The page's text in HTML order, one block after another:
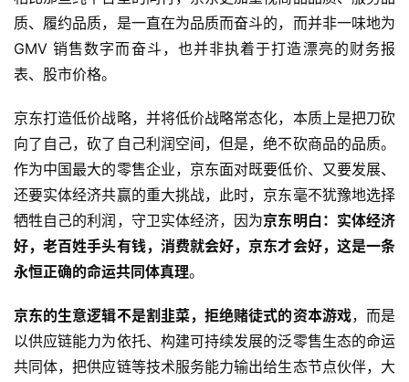
智
车
时
新
能
源
测
师
质、履约品质，是一直在为品质而奋斗的，而并非一味地为
GMV 销售数字而奋斗，也并非执着于打造漂亮的财务报
表、股市价格。
京东打造低价战略，并将低价战略常态化，本质上是把刀砍
向了自己，砍了自己利润空间，但是，绝不砍商品的品质。
作为中国最大的零售企业，京东面对既要低价、又要发展、
还要实体经济共赢的重大挑战，此时，京东毫不犹豫地选择
牺牲自己的利润，守卫实体经济，因为京东明白：实体经济
好，老百姓手头有钱，消费就会好，京东才会好，这是一条
永恒正确的命运共同体真理。
京东的生意逻辑不是割韭菜，拒绝赌徒式的资本游戏，而是
以供应链能力为依托、构建可持续发展的泛零售生态的命运
共同体，把供应链等技术服务能力输出给生态节点伙伴，大